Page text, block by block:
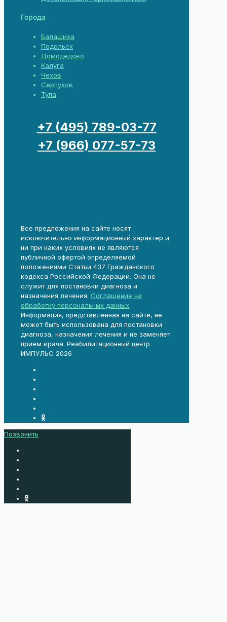
Города
Балашиха
Подольск
Домодедово
Калуга
Чехов
Серпухов
Тула
+7 (495) 789-03-77
+7 (966) 077-57-73
Все предложения на сайте носят
исключительно информационный характер и
ни при каких условиях не являются
публичной офертой определяемой
положениями Статьи 437 Гражданского
кодекса Российской Федерации. Она не
служит для постановки диагноза и
назначения лечения. Соглашение на
обработку персональных данных.
Информация, представленная на сайте, не
может быть использована для постановки
диагноза, назначения лечения и не заменяет
прием врача. Реабилитационный центр
ИМПУЛЬС 2026
Позвонить